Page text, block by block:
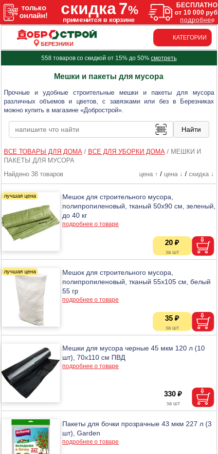
БЕРЕЗНИКИ
КАТЕГОРИИ
558 товаров со скидкой от 15% до 50% смотреть
Мешки и пакеты для мусора
Прочные и удобные строительные мешки и пакеты для мусора
различных объемов и цветов, с завязками или без в Березниках
можно купить в магазине «Добрострой».
ВСЕ ТОВАРЫ ДЛЯ ДОМА/ ВСЕ ДЛЯ УБОРКИ ДОМА/ МЕШКИ И
ПАКЕТЫ ДЛЯ МУСОРА
Найдено 38 товаров
цена ↑ / цена ↓ / скидка ↓
Мешок для строительного мусора,
полипропиленовый, тканый 50х90 см, зеленый,
до 40 кг
подробнее о товаре
20 ₽
Мешок для строительного мусора,
полипропиленовый, тканый 55х105 см, белый
55 гр
подробнее о товаре
35 ₽
Мешки для мусора черные 45 мкм 120 л (10
шт), 70х110 см ПВД
подробнее о товаре
330 ₽
Пакеты для бочки прозрачные 43 мкм 227 л (3
шт), Garden
подробнее о товаре